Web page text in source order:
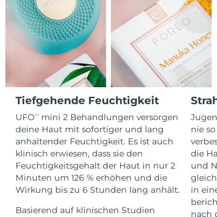
Tiefgehende Feuchtigkeit
UFOTM
mini 2 Behandlungen versorgen
deine Haut mit sofortiger und lang
anhaltender Feuchtigkeit. Es ist auch
klinisch erwiesen, dass sie den
Feuchtigkeitsgehalt der Haut in nur 2
Minuten um 126 % erhöhen und die
Wirkung bis zu 6 Stunden lang anhält.
Basierend auf klinischen Studien
nie
die
und
in
nach
For healthy hair
18% PAP
Kosmetik Männer
Kaufe alles
FOREO APP
ÜBER
Gibraltar
Erwartete Lieferung
13/08/2026
Griechenland
Erwartete Lieferung
09/08/2026
Sonderverwaltungsregion
Hongkong
Erwartete Lieferung
10/08/2026
Ungarn
Erwartete Lieferung
09/08/2026
Island
Erwartete Lieferung
10/08/2026
Indonesien
Erwartete Lieferung
07/08/2026
Irland
Erwartete Lieferung
09/08/2026
Erwartete Lieferung